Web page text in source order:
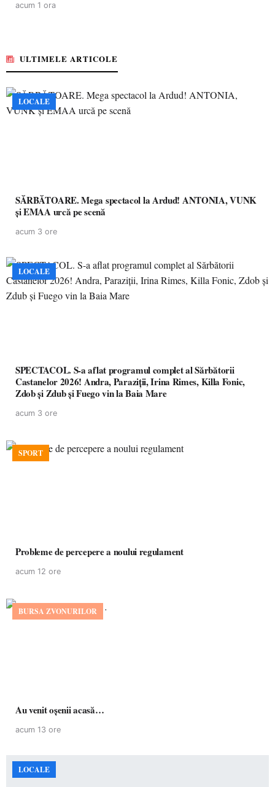
acum 1 ora
ULTIMELE ARTICOLE
LOCALE
SĂRBĂTOARE. Mega spectacol la Ardud! ANTONIA, VUNK
și EMAA urcă pe scenă
acum 3 ore
LOCALE
SPECTACOL. S-a aflat programul complet al Sărbătorii
Castanelor 2026! Andra, Paraziții, Irina Rimes, Killa Fonic,
Zdob și Zdub și Fuego vin la Baia Mare
acum 3 ore
SPORT
Probleme de percepere a noului regulament
acum 12 ore
BURSA ZVONURILOR
Au venit oșenii acasă…
acum 13 ore
LOCALE